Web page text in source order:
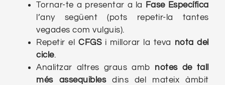
Tornar-te a presentar a la
Fase Específica
l’any següent (pots repetir-la tantes
vegades com vulguis).
Repetir el
CFGSi millorar la teva nota del
cicle.
Analitzar altres graus amb notes de tall
més assequiblesdins del mateix àmbit